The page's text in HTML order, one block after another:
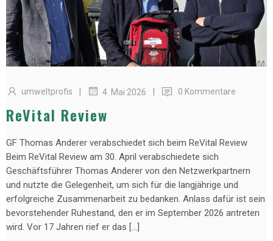
umweltprofis | 4. Mai 2026 | 0 Kommentare
ReVital Review
GF Thomas Anderer verabschiedet sich beim ReVital Review
Beim ReVital Review am 30. April verabschiedete sich
Geschäftsführer Thomas Anderer von den Netzwerkpartnern
und nutzte die Gelegenheit, um sich für die langjährige und
erfolgreiche Zusammenarbeit zu bedanken. Anlass dafür ist sein
bevorstehender Ruhestand, den er im September 2026 antreten
wird. Vor 17 Jahren rief er das […]